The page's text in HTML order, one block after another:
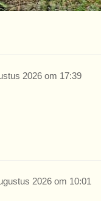
2026 om 17:39
2026 om 10:01